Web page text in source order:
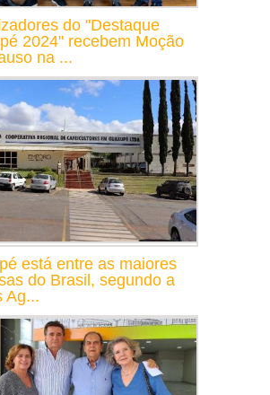
do "Destaque
2024" recebem Moção
na ...
está entre as maiores
do Brasil, segundo a
Ag...